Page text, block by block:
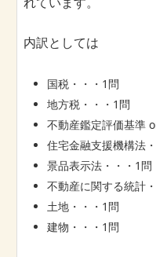
内訳としては
国税・・・1問
地方税・・・1問
不動産鑑定評価基準
住宅金融支援機構法
景品表示法・・・1問
不動産に関する統計
土地・・・1問
建物・・・1問